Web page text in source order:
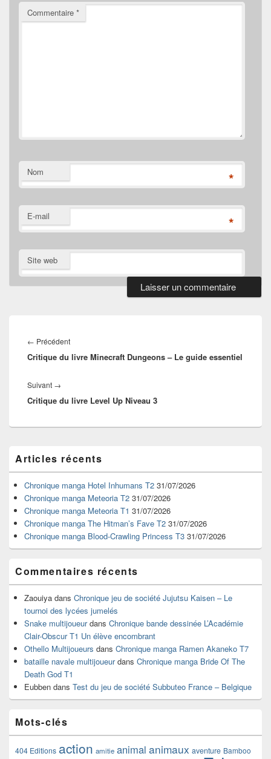
Commentaire *
Nom *
E-mail *
Site web
de
l’article
← PrécédentArticle
précédent :
Critique du livre Minecraft Dungeons – Le guide essentiel
Suivant →
suivant :
Critique du livre Level Up Niveau 3
principale
de
widget
pour
barre
latérale
Articles récents
Chronique manga Hotel Inhumans T2 31/07/2026
Chronique manga Meteoria T2 31/07/2026
Chronique manga Meteoria T1 31/07/2026
Chronique manga The Hitman’s Fave T2 31/07/2026
Chronique manga Blood-Crawling Princess T3 31/07/2026
Commentaires récents
Zaouiya dans Chronique jeu de société Jujutsu Kaisen – Le
tournoi des lycées jumelés
Snake multijoueurdans Chronique bande dessinée L’Académie
Clair-Obscur T1 Un élève encombrant
Othello Multijoueurs dans Chronique manga Ramen Akaneko T7
bataille navale multijoueurdans Chronique manga Bride Of The
Death God T1
Eubben dans Test du jeu de société Subbuteo France – Belgique
Mots-clés
404 Editions action amitie animal animaux aventure Bamboo